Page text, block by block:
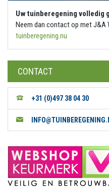
Uw tuinberegening volledig
Neem dan contact op met J&A
tuinberegening.nu
CONTACT
+31 (0)497 38 04 30